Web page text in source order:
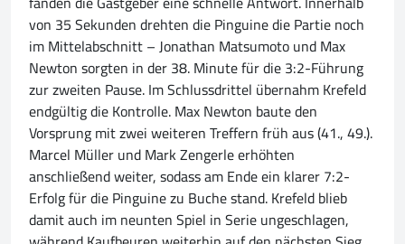
von 35 Sekunden drehten die Pinguine die Partie noch
im Mittelabschnitt – Jonathan Matsumoto und Max
Newton sorgten in der 38. Minute für die 3:2-Führung
zur zweiten Pause. Im Schlussdrittel übernahm Krefeld
endgültig die Kontrolle. Max Newton baute den
Vorsprung mit zwei weiteren Treffern früh aus (41., 49.).
Marcel Müller und Mark Zengerle erhöhten
anschließend weiter, sodass am Ende ein klarer 7:2-
Erfolg für die Pinguine zu Buche stand. Krefeld blieb
damit auch im neunten Spiel in Serie ungeschlagen,